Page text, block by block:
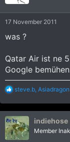
17 November 2011
was ?
Qatar Air ist ne
Google
R
a
k
t
i
o
steve.b Asiadragon
indiehose
Member